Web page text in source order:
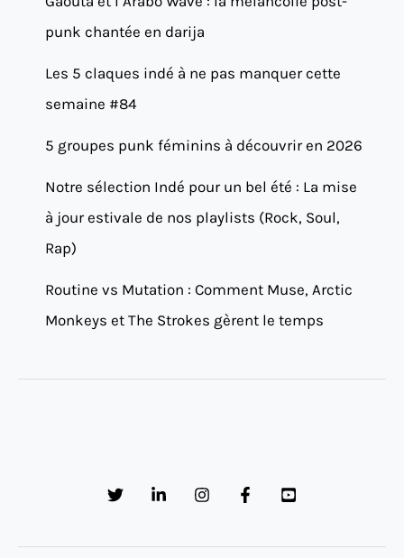
punk chantée en darija
Les 5 claques indé à ne pas manquer cette
semaine #84
5 groupes punk féminins à découvrir en 2026
Notre sélection Indé pour un bel été : La mise
à jour estivale de nos playlists (Rock, Soul,
Rap)
Routine vs Mutation : Comment Muse, Arctic
Monkeys et The Strokes gèrent le temps